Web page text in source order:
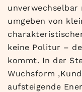
umgeben von
keine Politur –
kommt. In der
Wuchsform
aufsteigende